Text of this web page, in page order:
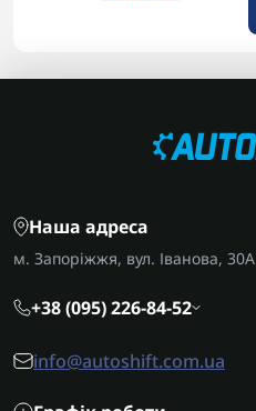
Наша адреса
м. Запоріжжя, вул. Іванова, 30А
+38 (095) 226-84-52
info@autoshift.com.ua